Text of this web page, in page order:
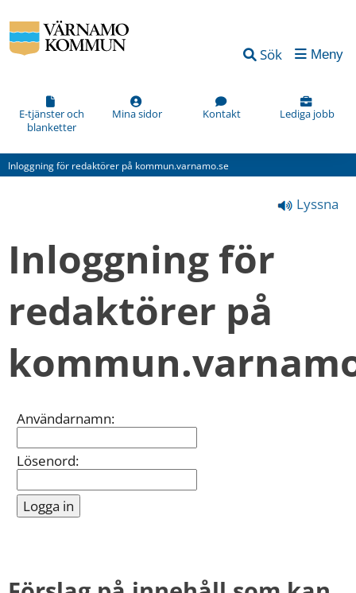
Sök Meny
E-tjänster och
blanketter
Mina sidor Kontakt Lediga jobb
Inloggning för redaktörer på kommun.varnamo.se
Lyssna
Inloggning för
redaktörer på
Inloggning
Användarnamn:
Lösenord:
Vad
kan
förbättra
den
här
(obligatorisk)
kan
informationen
bättre
dig?
Webbadress
sidan